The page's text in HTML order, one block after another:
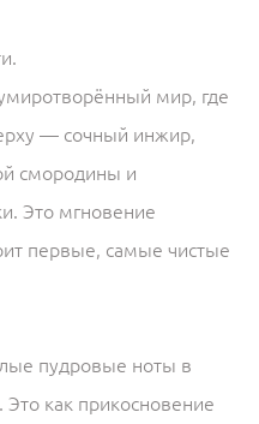
мир, где
— сочный инжир,
смородины и
Это мгновение
первые, самые чистые
пудровые ноты в
как прикосновение